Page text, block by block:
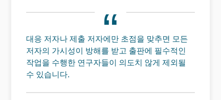
대응 저자나 제출 저자에만 초점을 맞추면 모든
저자의 가시성이 방해를 받고 출판에 필수적인
작업을 수행한 연구자들이 의도치 않게 제외될
수 있습니다.